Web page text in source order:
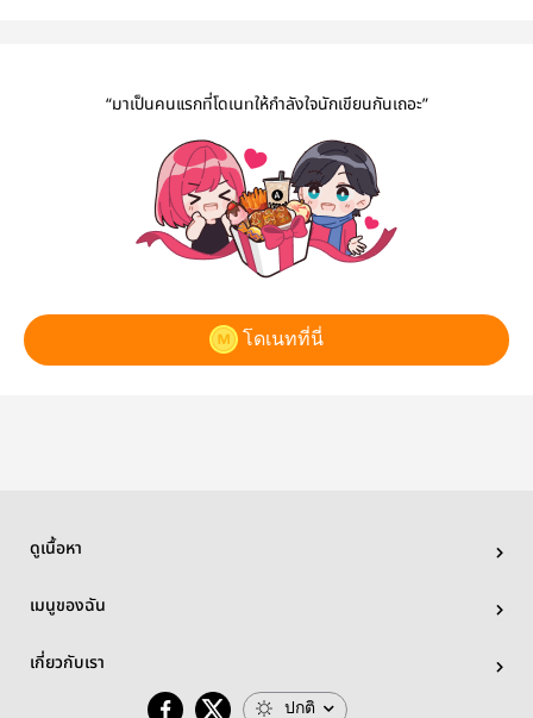
“มาเป็นคนแรกที่โดเนทให้กำลังใจนักเขียนกันเถอะ”
โดเนทที่นี่
ดูเนื้อหา
เมนูของฉัน
เกี่ยวกับเรา
ปกติ